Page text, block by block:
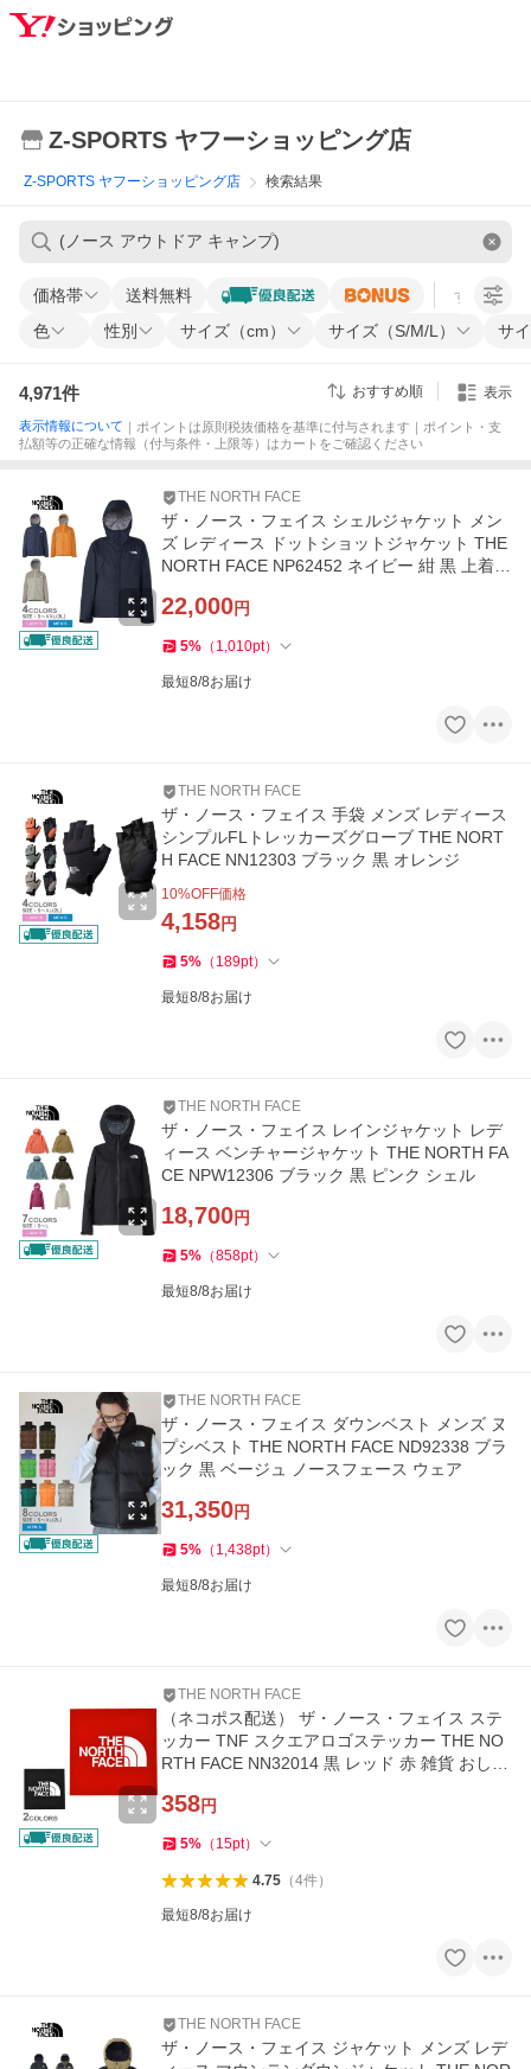
Z-SPORTS ヤフーショッピング店
Z-SPORTS ヤフーショッピング店 検索結果
価格帯 送料無料 すべての条
色 性別 サイズ（cm） サイズ（S/M/L） サ
4,971件 おすすめ順 表示
表示情報について ｜ポイントは原則税抜価格を基準に付与されます｜ポイント・支
払額等の正確な情報（付与条件・上限等）はカートをご確認ください
THE NORTH FACE
ザ・ノース・フェイス シェルジャケット メン
ズ レディース ドットショットジャケット THE
NORTH FACE NP62452 ネイビー 紺 黒 上着
22,000円
5% （ 1,010pt）
最短8/8お届け
THE NORTH FACE
ザ・ノース・フェイス 手袋 メンズ レディース
シンプルFLトレッカーズグローブ THE NORT
H FACE NN12303 ブラック 黒 オレンジ
10%OFF価格
4,158円
5% （ 189pt）
最短8/8お届け
THE NORTH FACE
ザ・ノース・フェイス レインジャケット レデ
ィース ベンチャージャケット THE NORTH FA
CE NPW12306 ブラック 黒 ピンク シェル
18,700円
5% （858pt）
最短8/8お届け
THE NORTH FACE
ザ・ノース・フェイス ダウンベスト メンズ ヌ
プシベスト THE NORTH FACE ND92338 ブラ
ック 黒 ベージュ ノースフェース ウェア
31,350円
5% （ 1,438pt）
最短8/8お届け
THE NORTH FACE
（ネコポス配送） ザ・ノース・フェイス ステ
ッカー TNF スクエアロゴステッカー THE NO
RTH FACE NN32014 黒 レッド 赤 雑貨 おしゃ
358円
5% （ 15pt）
4.75（4件）
最短8/8お届け
THE NORTH FACE
ザ・ノース・フェイス ジャケット メンズ レデ